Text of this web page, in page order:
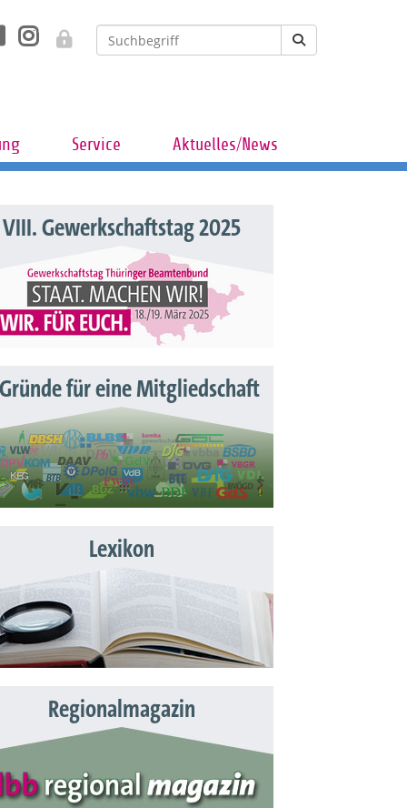
Service Aktuelles/News
VIII. Gewerkschaftstag 2025
für eine Mitgliedschaft
Lexikon
Regionalmagazin